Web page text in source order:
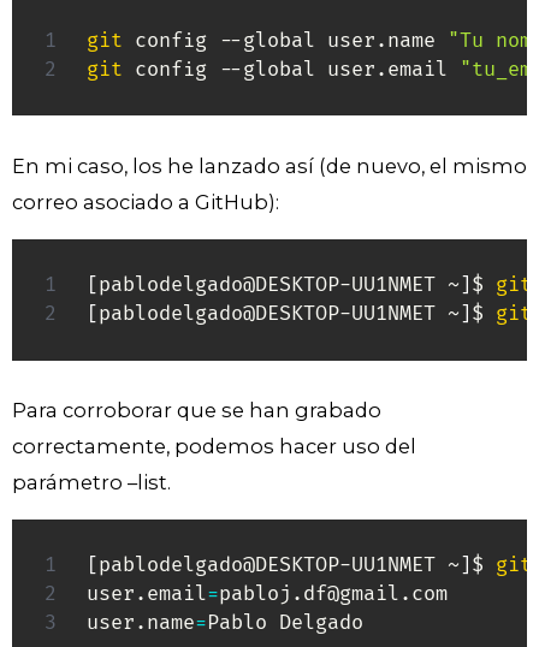
git config --global user.name "Tu
git config --global user.email
En mi caso, los he lanzado así (de nuevo, el mismo
correo asociado a GitHub):
[ pablodelgado@DESKTOP-UU1NMET ~ ] $ git
[ pablodelgado@DESKTOP-UU1NMET ~ ] $ git
Para corroborar que se han grabado
correctamente, podemos hacer uso del
parámetro –list.
[ pablodelgado@DESKTOP-UU1NMET ~ ] $ git
user.email=pabloj.df@gmail.com
user.name=Pablo Delgado